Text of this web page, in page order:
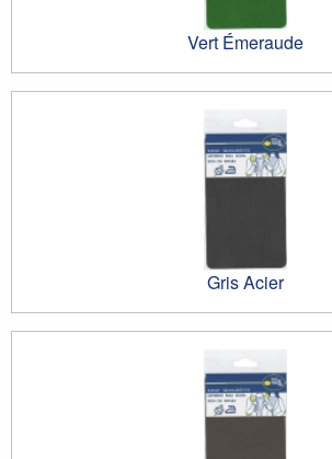
Vert Émeraude
Gris Acier